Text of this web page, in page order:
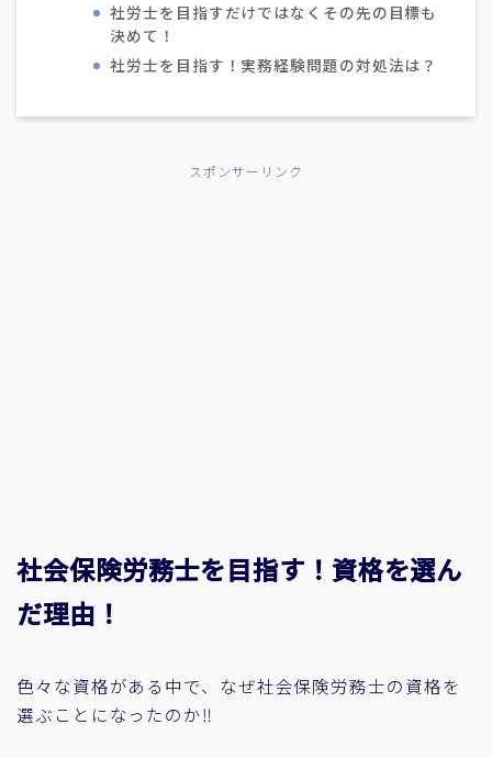
社労士を目指すだけではなくその先の目標も
決めて！
社労士を目指す！実務経験問題の対処法は？
スポンサーリンク
社会保険労務士を目指す！資格を選ん
だ理由！
色々な資格がある中で、なぜ社会保険労務士の資格を
選ぶことになったのか‼